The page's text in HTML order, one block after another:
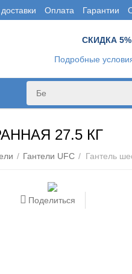
Оплата Гарантии
СКИДКА 5%
Подробные
27.5 КГ
/ Гантели UFC / Гантель
Поделиться